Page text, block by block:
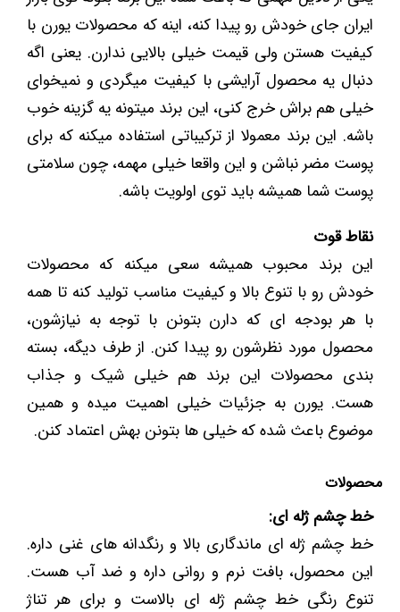
ایران جای خودش رو پیدا کنه، اینه که محصولات یورن با
کیفیت هستن ولی قیمت خیلی بالایی ندارن. یعنی اگه
دنبال یه محصول آرایشی با کیفیت میگردی و نمیخوای
خیلی هم براش خرج کنی، این برند میتونه یه گزینه خوب
باشه. این برند معمولا از ترکیباتی استفاده میکنه که برای
پوست مضر نباشن و این واقعا خیلی مهمه، چون سلامتی
پوست شما همیشه باید توی اولویت باشه.
نقاط قوت
این برند محبوب همیشه سعی میکنه که محصولات
خودش رو با تنوع بالا و کیفیت مناسب تولید کنه تا همه
با هر بودجه ای که دارن بتونن با توجه به نیازشون،
محصول مورد نظرشون رو پیدا کنن. از طرف دیگه، بسته
بندی محصولات این برند هم خیلی شیک و جذاب
هست. یورن به جزئیات خیلی اهمیت میده و همین
موضوع باعث شده که خیلی ها بتونن بهش اعتماد کنن.
محصولات
خط چشم ژله ای:
خط چشم ژله ای ماندگاری بالا و رنگدانه های غنی داره.
این محصول، بافت نرم و روانی داره و ضد آب هست.
تنوع رنگی خط چشم ژله ای بالاست و برای هر تناژ